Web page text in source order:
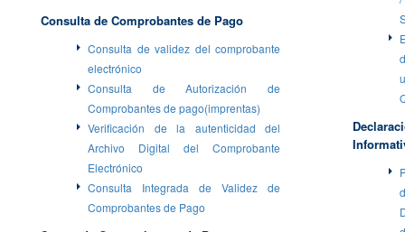
Consulta de Comprobantes de Pago
Consulta de validez del comprobante
electrónico
Consulta de Autorización de
Comprobantes de pago(imprentas)
Verificación de la autenticidad del
Archivo Digital del Comprobante
Electrónico
Consulta Integrada de Validez de
Comprobantes de Pago